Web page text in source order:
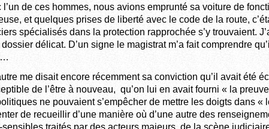
l’un de ces hommes, nous avions emprunté sa voiture de
et quelques prises de liberté avec le code de la route,
spécialisés dans la protection rapprochée s’y trouvaient.
dossier délicat. D’un signe le magistrat m’a fait comprendre
me disait encore récemment sa conviction qu’il avait été
de l’être à nouveau, qu’on lui en avait fourni « la
ne pouvaient s’empêcher de mettre les doigts dans «
de recueillir d’une manière où d’une autre des
sensibles traités par des acteurs majeurs de la scène